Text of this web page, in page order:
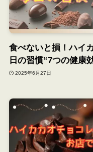
食べないと損！ハイ
日の習慣“7つの健康
2025年6月27日